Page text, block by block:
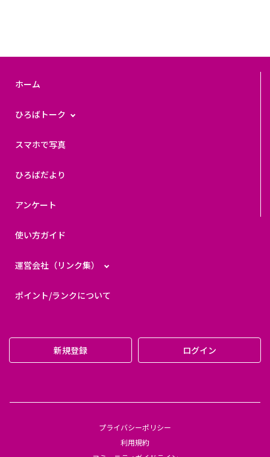
ホーム
ひろばトーク
スマホで写真
ひろばだより
アンケート
使い方ガイド
運営会社（リンク集）
ポイント/ランクについて
新規登録 ログイン
プライバシーポリシー
利用規約